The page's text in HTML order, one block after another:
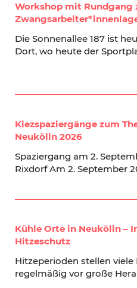
Workshop mit Rundgang
Die Sonnenallee 187 ist
Dort, wo heute der
Kiezspaziergänge zum
Neukölln 2026
Spaziergang am 2.
Rixdorf Am 2. September
Kühle Orte in Neukölln –
Hitzeschutz
Hitzeperioden stellen
regelmäßig vor große